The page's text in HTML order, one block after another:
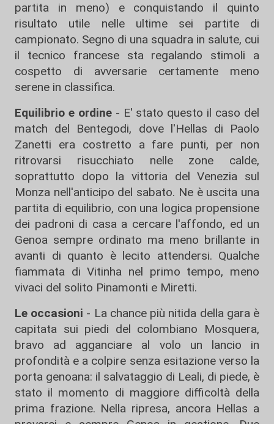
partita in meno) e conquistando il quinto
risultato utile nelle ultime sei partite di
campionato. Segno di una squadra in salute, cui
il tecnico francese sta regalando stimoli a
cospetto di avversarie certamente meno
serene in classifica.
Equilibrio e ordine- E' stato questo il caso del
match del Bentegodi, dove l'Hellas di Paolo
Zanetti era costretto a fare punti, per non
ritrovarsi risucchiato nelle zone calde,
soprattutto dopo la vittoria del Venezia sul
Monza nell'anticipo del sabato. Ne è uscita una
partita di equilibrio, con una logica propensione
dei padroni di casa a cercare l'affondo, ed un
Genoa sempre ordinato ma meno brillante in
avanti di quanto è lecito attendersi. Qualche
fiammata di Vitinha nel primo tempo, meno
vivaci del solito Pinamonti e Miretti.
Le occasioni - La chance più nitida della gara è
capitata sui piedi del colombiano Mosquera,
bravo ad agganciare al volo un lancio in
profondità e a colpire senza esitazione verso la
porta genoana: il salvataggio di Leali, di piede, è
stato il momento di maggiore difficoltà della
prima frazione. Nella ripresa, ancora Hellas a